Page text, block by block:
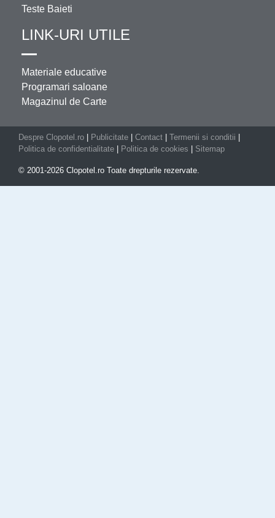
Teste Baieti
LINK-URI UTILE
Materiale educative
Programari saloane
Magazinul de Carte
Despre Clopotel.ro Publicitate Contact Termenii si conditii
Politica de confidentialitate
Politica de cookies Sitemap
© 2001-2026 Clopotel.ro Toate drepturile rezervate.